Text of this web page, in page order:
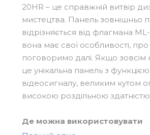
20HR – це справжній витвір
мистецтва. Панель зовнішньо
відрізняється від флагмана
вона має свої особливості, про
поговоримо далі. Якщо зовсім
це унікальна панель з
відеосигналу, великим кутом
високою роздільною
Де можна використовувати